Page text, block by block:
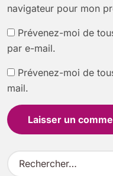
navigateur pour mon
Prévenez-moi de
par e-mail.
Prévenez-moi de
mail.
R
e